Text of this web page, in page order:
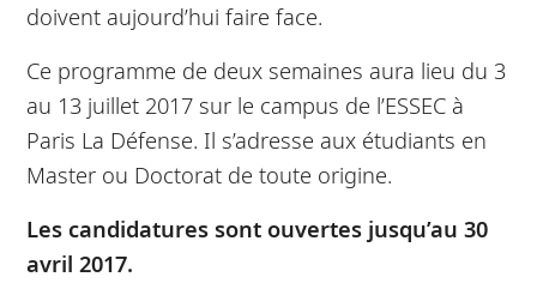
doivent aujourd’hui faire face.
Ce programme de deux semaines aura lieu du 3
au 13 juillet 2017 sur le campus de l’ESSEC à
Paris La Défense. Il s’adresse aux étudiants en
Master ou Doctorat de toute origine.
Les candidatures sont ouvertes jusqu’au 30
avril 2017.